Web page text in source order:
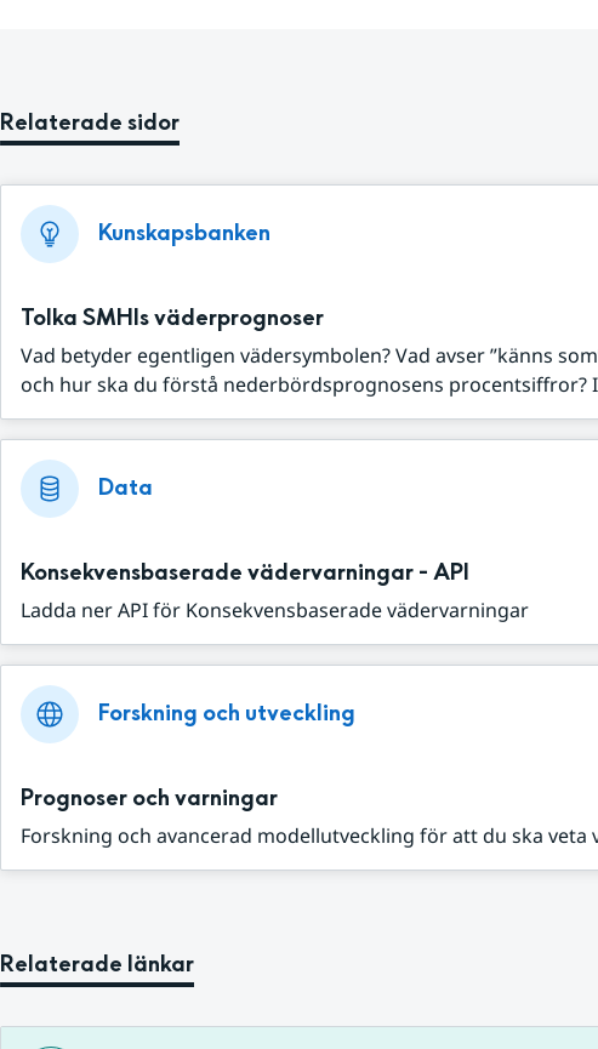
Relaterade sidor
Kunskapsbanken
Tolka SMHIs väderprognoser
Vad betyder egentligen vädersymbolen? Vad avser ”känns
och hur ska du förstå nederbördsprognosens procentsiffror?
Data
Konsekvensbaserade vädervarningar - API
Ladda ner API för Konsekvensbaserade vädervarningar
Forskning och utveckling
Prognoser och varningar
Forskning och avancerad modellutveckling för att du ska veta
Relaterade länkar